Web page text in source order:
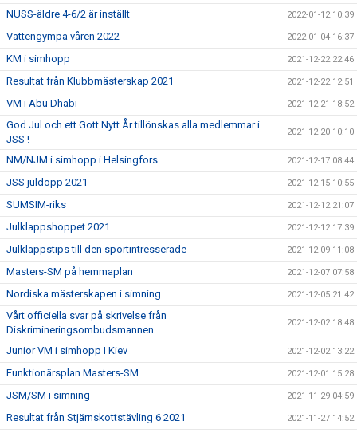
NUSS-äldre 4-6/2 är inställt 2022-01-12 10:39
Vattengympa våren 2022 2022-01-04 16:37
KM i simhopp 2021-12-22 22:46
Resultat från Klubbmästerskap 2021 2021-12-22 12:51
VM i Abu Dhabi 2021-12-21 18:52
God Jul och ett Gott Nytt År tillönskas alla medlemmar i
JSS !
2021-12-20 10:10
NM/NJM i simhopp i Helsingfors 2021-12-17 08:44
JSS juldopp 2021 2021-12-15 10:55
SUMSIM-riks 2021-12-12 21:07
Julklappshoppet 2021 2021-12-12 17:39
Julklappstips till den sportintresserade 2021-12-09 11:08
Masters-SM på hemmaplan 2021-12-07 07:58
Nordiska mästerskapen i simning 2021-12-05 21:42
Vårt officiella svar på skrivelse från
Diskrimineringsombudsmannen.
2021-12-02 18:48
Junior VM i simhopp I Kiev 2021-12-02 13:22
Funktionärsplan Masters-SM 2021-12-01 15:28
JSM/SM i simning 2021-11-29 04:59
Resultat från Stjärnskottstävling 6 2021 2021-11-27 14:52